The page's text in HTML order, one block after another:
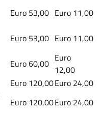
Euro 53,00 Euro 11,00
Euro 53,00 Euro 11,00
Euro 60,00 Euro
12,00
Euro 120,00Euro 24,00
Euro 120,00Euro 24,00